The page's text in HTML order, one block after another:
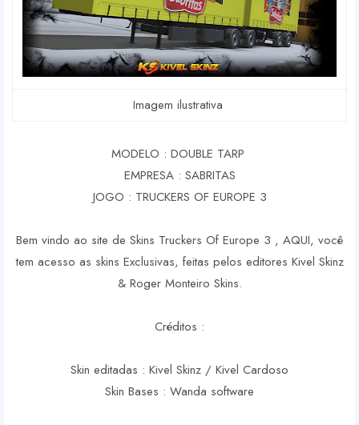
Imagem ilustrativa
MODELO : DOUBLE TARP
EMPRESA : SABRITAS
JOGO : TRUCKERS OF EUROPE 3
Bem vindo ao site de Skins Truckers Of Europe 3 , AQUI, você
tem acesso as skins Exclusivas, feitas pelos editores Kivel Skinz
& Roger Monteiro Skins.
Créditos :
Skin editadas : Kivel Skinz / Kivel Cardoso
Skin Bases : Wanda software